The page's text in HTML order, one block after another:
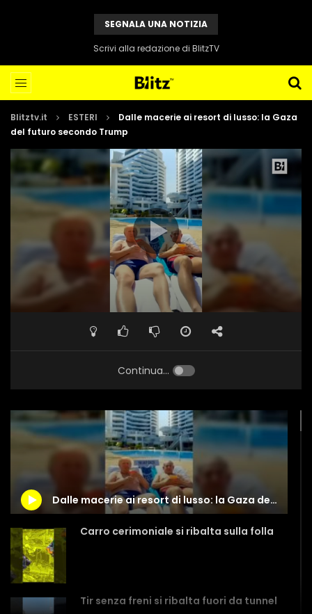
SEGNALA UNA NOTIZIA
Scrivi alla redazione di BlitzTV
Blitztv.it ESTERI
Dalle macerie ai resort di lusso: la Gaza
del futuro secondo Trump
Continua...
Dalle macerie ai resort di lusso: la Gaza del futuro secondo Trump
Carro cerimoniale si ribalta sulla folla
Tir senza freni si ribalta fuori da tunnel